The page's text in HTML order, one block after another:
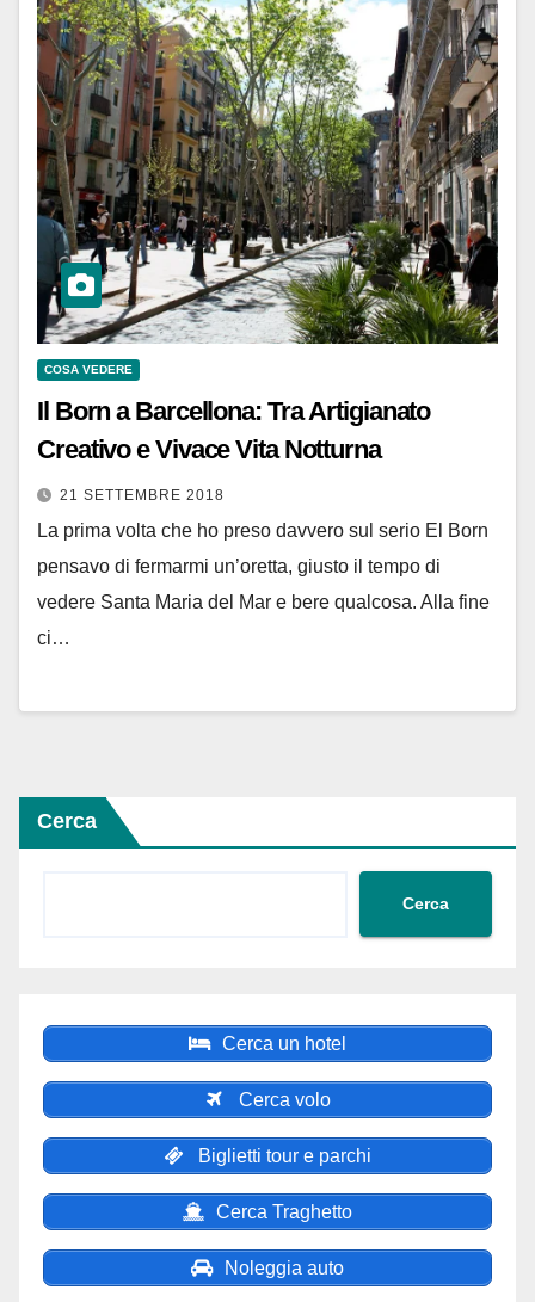
COSA VEDERE
Il Born a Barcellona: Tra Artigianato
Creativo e Vivace Vita Notturna
21 SETTEMBRE 2018
La prima volta che ho preso davvero sul serio El Born
pensavo di fermarmi un’oretta, giusto il tempo di
vedere Santa Maria del Mar e bere qualcosa. Alla fine
ci…
Cerca
Cerca
Cerca un hotel
Cerca volo
Biglietti tour e parchi
Cerca Traghetto
Noleggia auto